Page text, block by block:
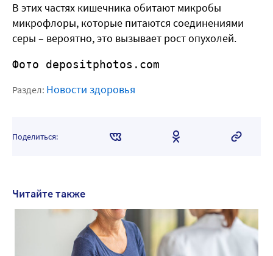
В этих частях кишечника обитают микробы
микрофлоры, которые питаются соединениями
серы – вероятно, это вызывает рост опухолей.
Фото depositphotos.com
Раздел: Новости здоровья
Поделиться:
Читайте также